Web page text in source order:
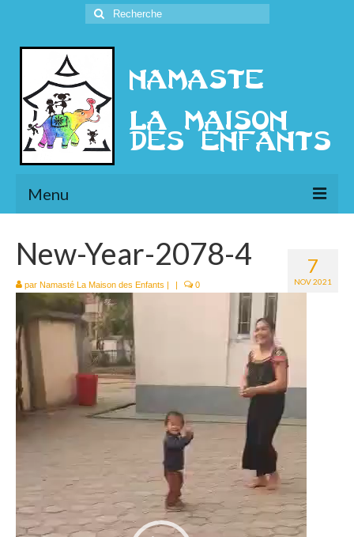
Rechercher
:
Menu
Présentation
l’Ethique
Historique
Le Népal
Documents
Missions 2023
Actualités
Nous contacter
7
NOV 2021
New-Year-2078-4
par Namasté La Maison des Enfants | | 0
Lecteur
vidéo